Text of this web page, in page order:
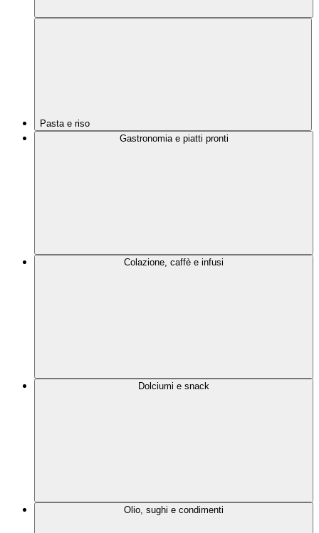
Pasta e riso
Gastronomia e piatti pronti
Colazione, caffè e infusi
Dolciumi e snack
Olio, sughi e condimenti